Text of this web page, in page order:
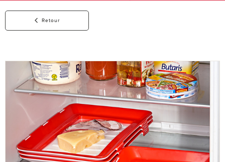
Retour